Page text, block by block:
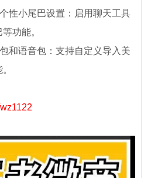
性小尾巴设置：启用聊天工具
功能。
和语音包：支持自定义导入美